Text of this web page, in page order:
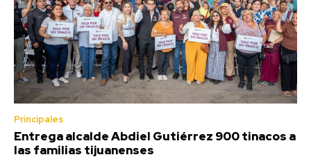
Principales
Entrega alcalde Abdiel Gutiérrez 900 tinacos a
las familias tijuanenses